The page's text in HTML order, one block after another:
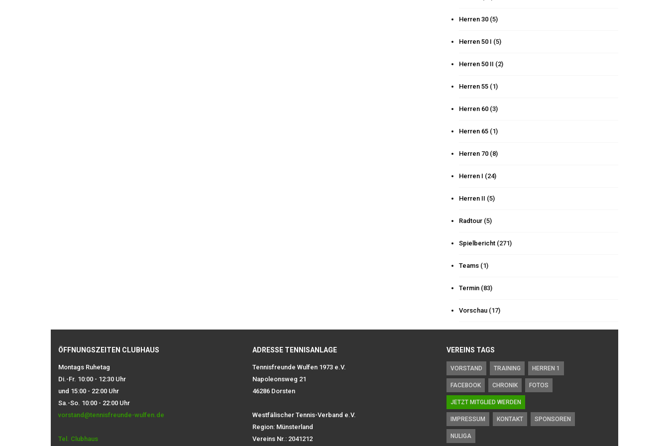
Herren 30 (5)
Herren 50 I (5)
Herren 50 II (2)
Herren 55 (1)
Herren 60 (3)
Herren 65 (1)
Herren 70 (8)
Herren I (24)
Herren II (5)
Radtour (5)
Spielbericht (271)
Teams (1)
Termin (83)
Vorschau (17)
ÖFFNUNGSZEITEN CLUBHAUS
Montags Ruhetag
Di.-Fr. 10:00 - 12:30 Uhr
und 15:00 - 22:00 Uhr
Sa.-So. 10:00 - 22:00 Uhr
vorstand@tennisfreunde-wulfen.de
Tel. Clubhaus
ADRESSE TENNISANLAGE
Tennisfreunde Wulfen 1973 e.V.
Napoleonsweg 21
46286 Dorsten
Westfälischer Tennis-Verband e.V.
Region: Münsterland
Vereins Nr.: 2041212
VEREINS TAGS
VORSTAND TRAINING HERREN 1
FACEBOOK CHRONIK FOTOS
JETZT MITGLIED WERDEN
IMPRESSUM KONTAKT SPONSOREN
NULIGA